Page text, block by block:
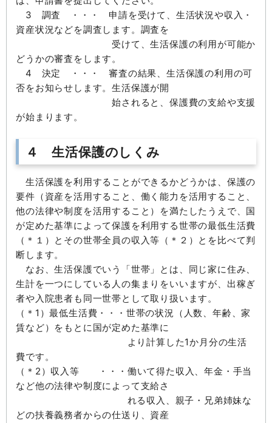
3 調査 ・・・ 申請を受けて、生活状況や収入・
資産状況などを調査します。調査を
受けて、生活保護の利用が可能か
どうかの審査をします。
4 決定 ・・・ 審査の結果、生活保護の利用の可
否をお知らせします。生活保護が開
始されると、保護費の支給や支援
が始まります。
４ 生活保護のしくみ
生活保護を利用することができるかどうかは、保護の
要件（資産を活用すること、働く能力を活用すること、
他の法律や制度を活用すること）を満たしたうえで、国
が定めた基準によって保護を利用する世帯の最低生活費
（＊１）とその世帯全員の収入等（＊２）とを比べて判
断します。
なお、生活保護でいう「世帯」とは、同じ家に住み、
生計を一つにしている人の集まりをいいますが、出稼ぎ
者や入院患者も同一世帯として取り扱います。
（＊1）最低生活費・・・世帯の状況（人数、年齢、家
賃など）をもとに国が定めた基準に
より計算した1か月分の生活
費です。
（＊2）収入等 ・・・働いて得た収入、年金・手当
など他の法律や制度によって支給さ
れる収入、親子・兄弟姉妹な
どの扶養義務者からの仕送り、資産